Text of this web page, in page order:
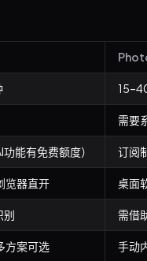
需要
能有免费额度） 订阅
览器直开 桌面
别 需借
方案可选 手动